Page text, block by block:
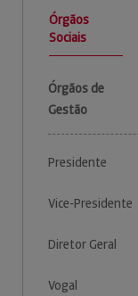
Órgãos
Sociais
Órgãos de
Gestão
Presidente
Vice-Presidente
Diretor Geral
Vogal